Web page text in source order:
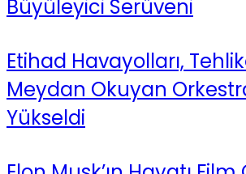
Büyüleyici Serüveni
Etihad Havayolları,
Meydan Okuyan
Yükseldi